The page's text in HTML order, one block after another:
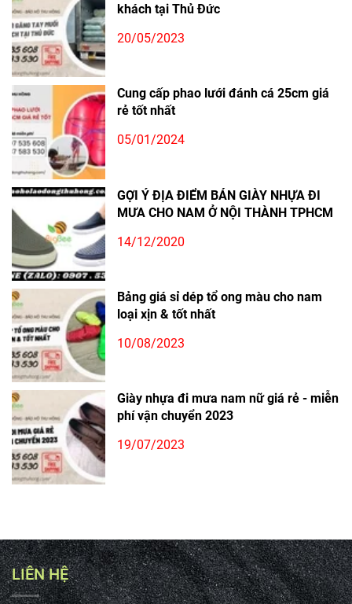
khách tại Thủ Đức
20/05/2023
Cung cấp phao lưới đánh cá 25cm giá
rẻ tốt nhất
05/01/2024
GỢI Ý ĐỊA ĐIỂM BÁN GIÀY NHỰA ĐI
MƯA CHO NAM Ở NỘI THÀNH TPHCM
14/12/2020
Bảng giá sỉ dép tổ ong màu cho nam
loại xịn & tốt nhất
10/08/2023
Giày nhựa đi mưa nam nữ giá rẻ - miễn
phí vận chuyển 2023
19/07/2023
LIÊN HỆ